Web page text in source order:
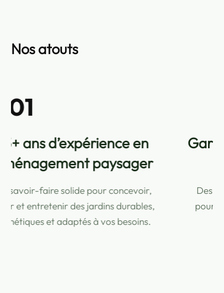
Nos atouts
Garantie décennale pour vos
travaux extérieurs
Des réalisations couvertes et sécurisées,
pour investir en toute confiance dans vos
aménagements extérieurs.